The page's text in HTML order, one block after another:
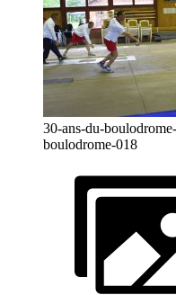
30-ans-du-
boulodrome-018